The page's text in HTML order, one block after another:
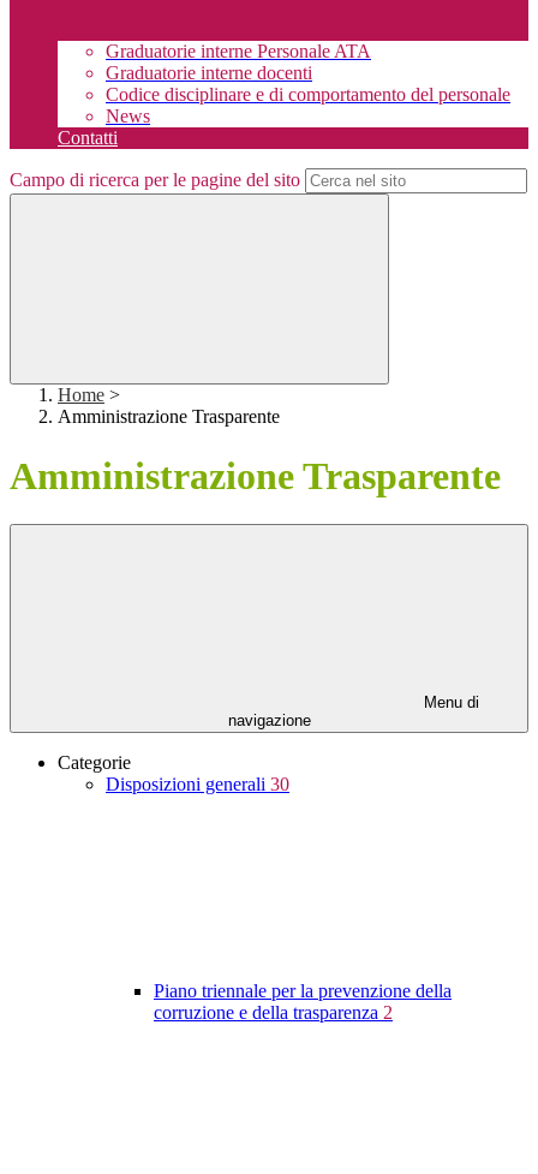
Graduatorie interne Personale ATA
Graduatorie interne docenti
Codice disciplinare e di comportamento del personale
News
Contatti
Campo di ricerca per le pagine del sito
Home >
Amministrazione Trasparente
Amministrazione Trasparente
Menu di
navigazione
Categorie
Disposizioni generali 30
Piano triennale per la prevenzione della
corruzione e della trasparenza 2